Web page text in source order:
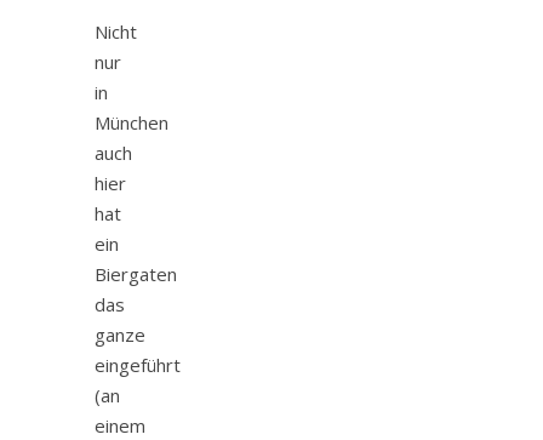
Nicht
nur
in
München
auch
hier
hat
ein
Biergaten
das
ganze
eingeführt
(an
einem